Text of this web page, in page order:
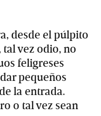
desde el púlpito
vez odio, no
feligreses
pequeños
la entrada.
o tal vez sean